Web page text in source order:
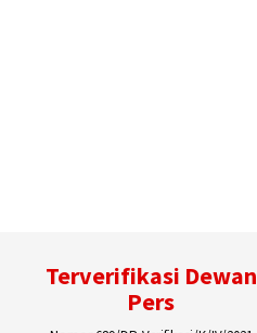
Terverifikasi Dewan
Pers